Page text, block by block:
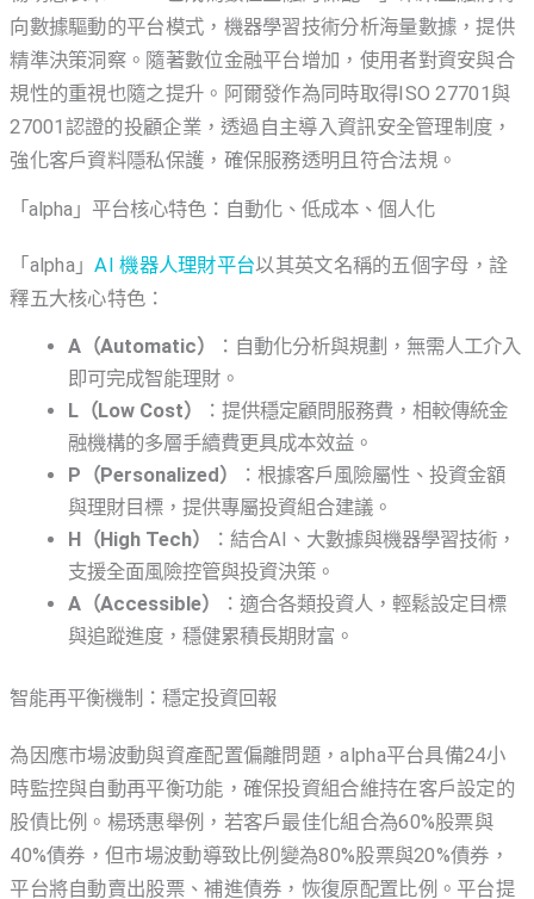
向數據驅動的平台模式，機器學習技術分析海量數據，提供
精準決策洞察。隨著數位金融平台增加，使用者對資安與合
規性的重視也隨之提升。阿爾發作為同時取得ISO 27701與
27001認證的投顧企業，透過自主導入資訊安全管理制度，
強化客戶資料隱私保護，確保服務透明且符合法規。
「alpha」平台核心特色：自動化、低成本、個人化
「alpha」AI 機器人理財平台以其英文名稱的五個字母，詮
釋五大核心特色：
A（Automatic）
：自動化分析與規劃，無需人工介入
即可完成智能理財。
L（Low Cost）
：提供穩定顧問服務費，相較傳統金
融機構的多層手續費更具成本效益。
P（Personalized）
：根據客戶風險屬性、投資金額
與理財目標，提供專屬投資組合建議。
H（High Tech）
：結合AI、大數據與機器學習技術，
支援全面風險控管與投資決策。
A（Accessible）
：適合各類投資人，輕鬆設定目標
與追蹤進度，穩健累積長期財富。
智能再平衡機制：穩定投資回報
為因應市場波動與資產配置偏離問題，alpha平台具備24小
時監控與自動再平衡功能，確保投資組合維持在客戶設定的
股債比例。楊琇惠舉例，若客戶最佳化組合為60%股票與
40%債券，但市場波動導致比例變為80%股票與20%債券，
平台將自動賣出股票、補進債券，恢復原配置比例。平台提